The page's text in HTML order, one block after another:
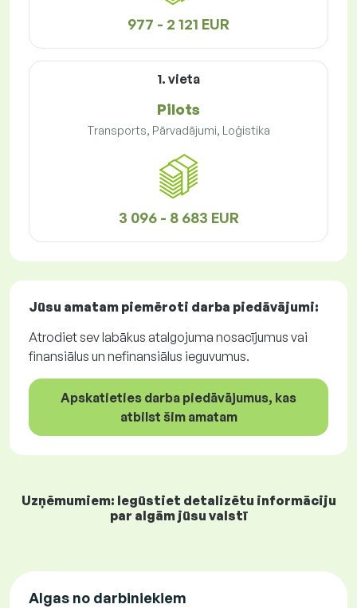
977 - 2 121 EUR
1. vieta
Pilots
Transports, Pārvadājumi, Loģistika
3 096 - 8 683 EUR
Jūsu amatam piemēroti darba piedāvājumi:
Atrodiet sev labākus atalgojuma nosacījumus vai
finansiālus un nefinansiālus ieguvumus.
Apskatieties darba piedāvājumus, kas
atbilst šim amatam
Uzņēmumiem: Iegūstiet detalizētu informāciju
par algām jūsu valstī
Algas no darbiniekiem